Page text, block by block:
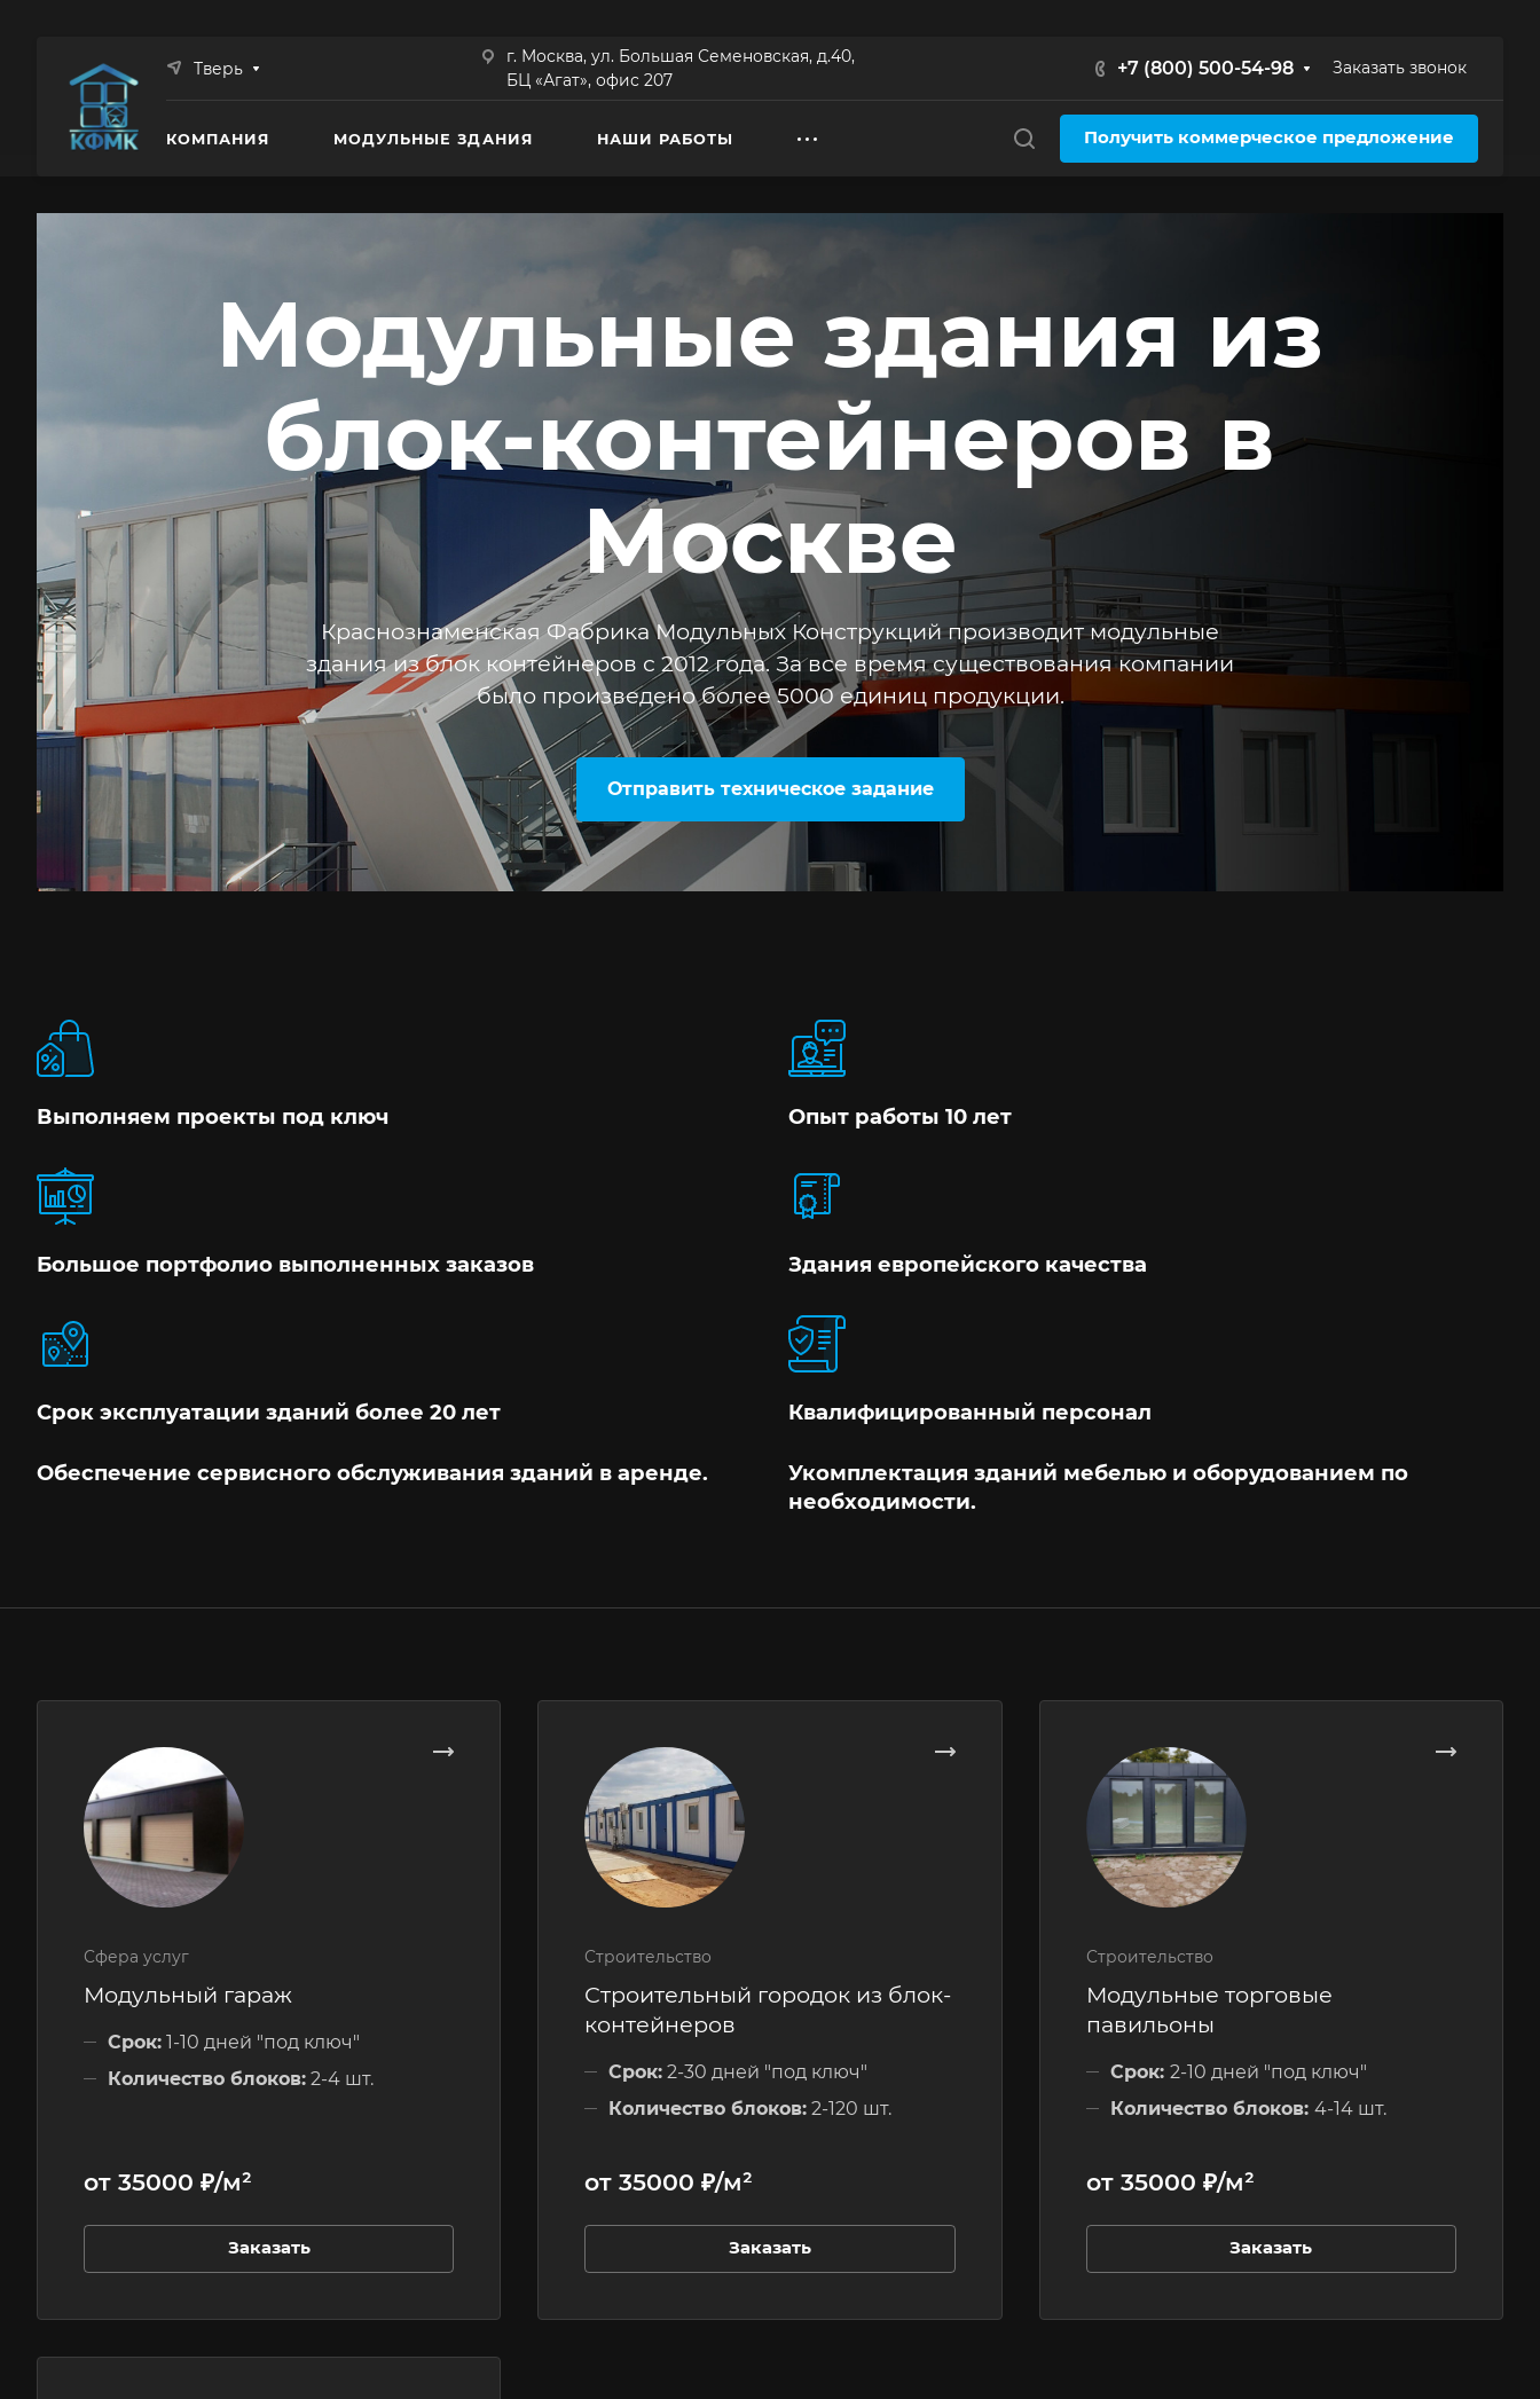
Тверь
г. Москва, ул. Большая Семеновская, д.40,
БЦ «Агат», офис 207
+7 (800) 500-54-98 Заказать звонок
КОМПАНИЯ МОДУЛЬНЫЕ ЗДАНИЯ НАШИ РАБОТЫ Получить коммерческое предложение
Модульные здания из
блок-контейнеров в
Москве
Краснознаменская Фабрика Модульных Конструкций производит модульные
здания из блок контейнеров с 2012 года. За все время существования компании
было произведено более 5000 единиц продукции.
Отправить техническое задание
Выполняем проекты под ключ Опыт работы 10 лет
Большое портфолио выполненных заказов Здания европейского качества
Срок эксплуатации зданий более 20 лет Квалифицированный персонал
Обеспечение сервисного обслуживания зданий в аренде.
Укомплектация зданий мебелью и оборудованием по
необходимости.
Сфера услуг
Модульный гараж
Срок: 1-10 дней "под ключ"
Количество блоков: 2-4 шт.
от 35000 ₽/м²
Заказать
Строительство
Строительный городок из блок-
контейнеров
Срок: 2-30 дней "под ключ"
Количество блоков: 2-120 шт.
от 35000 ₽/м²
Заказать
Строительство
Модульные торговые
павильоны
Срок: 2-10 дней "под ключ"
Количество блоков: 4-14 шт.
от 35000 ₽/м²
Заказать